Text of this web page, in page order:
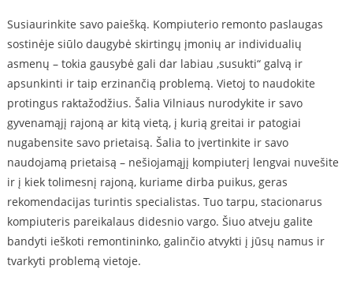
Susiaurinkite savo paiešką. Kompiuterio remonto paslaugas
sostinėje siūlo daugybė skirtingų įmonių ar individualių
asmenų – tokia gausybė gali dar labiau ‚susukti“ galvą ir
apsunkinti ir taip erzinančią problemą. Vietoj to naudokite
protingus raktažodžius. Šalia Vilniaus nurodykite ir savo
gyvenamąjį rajoną ar kitą vietą, į kurią greitai ir patogiai
nugabensite savo prietaisą. Šalia to įvertinkite ir savo
naudojamą prietaisą – nešiojamąjį kompiuterį lengvai nuvešite
ir į kiek tolimesnį rajoną, kuriame dirba puikus, geras
rekomendacijas turintis specialistas. Tuo tarpu, stacionarus
kompiuteris pareikalaus didesnio vargo. Šiuo atveju galite
bandyti ieškoti remontininko, galinčio atvykti į jūsų namus ir
tvarkyti problemą vietoje.